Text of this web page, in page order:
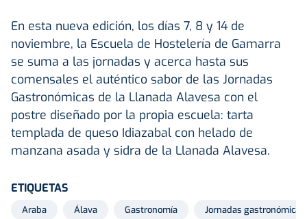
En esta nueva edición, los días 7, 8 y 14 de
noviembre, la Escuela de Hostelería de Gamarra
se suma a las jornadas y acerca hasta sus
comensales el auténtico sabor de las Jornadas
Gastronómicas de la Llanada Alavesa con el
postre diseñado por la propia escuela: tarta
templada de queso Idiazabal con helado de
manzana asada y sidra de la Llanada Alavesa.
ETIQUETAS
Araba Álava Gastronomía Jornadas gastronómicas